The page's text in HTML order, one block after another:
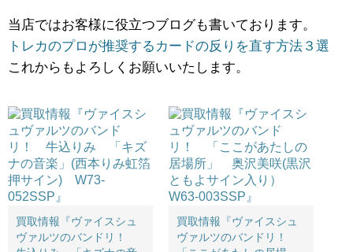
当店ではお客様に役立つブログも書いております。
トレカのプロが推奨するカードの反りを直す方法３選
これからもよろしくお願いいたします。
買取情報『ヴァイスシュ
ヴァルツのバンドリ！
買取情報『ヴァイスシュ
ヴァルツのバンドリ！